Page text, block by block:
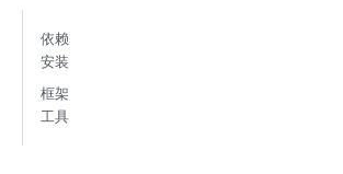
依赖
安装
框架
工具